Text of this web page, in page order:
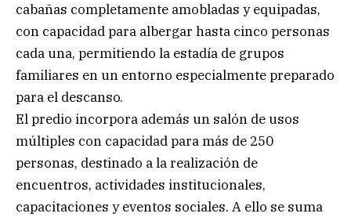
cabañas completamente amobladas y equipadas,
con capacidad para albergar hasta cinco personas
cada una, permitiendo la estadía de grupos
familiares en un entorno especialmente preparado
para el descanso.
El predio incorpora además un salón de usos
múltiples con capacidad para más de 250
personas, destinado a la realización de
encuentros, actividades institucionales,
capacitaciones y eventos sociales. A ello se suma